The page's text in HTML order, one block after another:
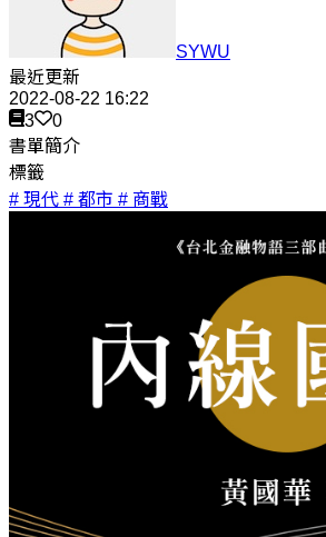
SYWU
最近更新
2022-08-22 16:22
3
0
書單簡介
標籤
# 現代 # 都市 # 商戰